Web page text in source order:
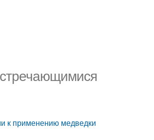
к применению медведки